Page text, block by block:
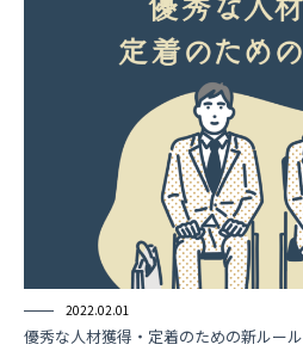
2022.02.01
優秀な人材獲得・定着のための新ルール